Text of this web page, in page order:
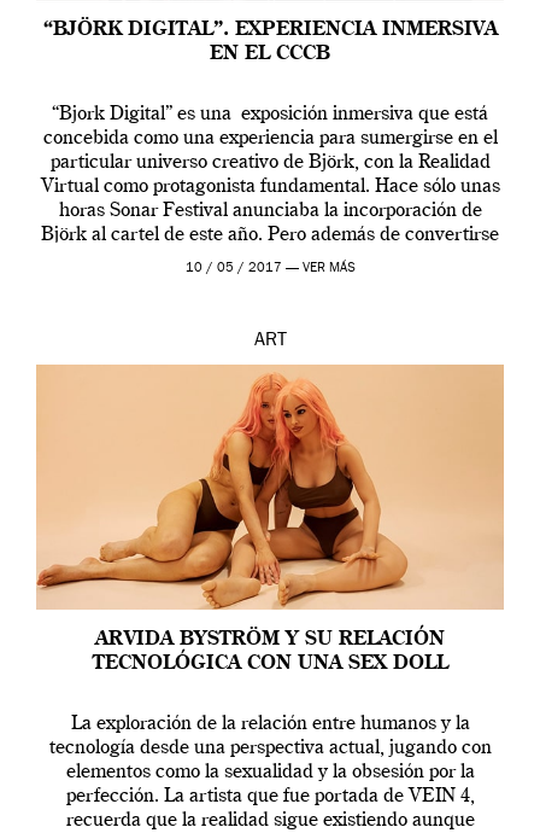
“BJÖRK DIGITAL”. EXPERIENCIA INMERSIVA
EN EL CCCB
“Bjork Digital” es una exposición inmersiva que está
concebida como una experiencia para sumergirse en el
particular universo creativo de Björk, con la Realidad
Virtual como protagonista fundamental. Hace sólo unas
horas Sonar Festival anunciaba la incorporación de
Björk al cartel de este año. Pero además de convertirse
en una de las actuaciones más relevantes […]
10 / 05 / 2017 — VER MÁS
ART
ARVIDA BYSTRÖM Y SU RELACIÓN
TECNOLÓGICA CON UNA SEX DOLL
La exploración de la relación entre humanos y la
tecnología desde una perspectiva actual, jugando con
elementos como la sexualidad y la obsesión por la
perfección. La artista que fue portada de VEIN 4,
recuerda que la realidad sigue existiendo aunque